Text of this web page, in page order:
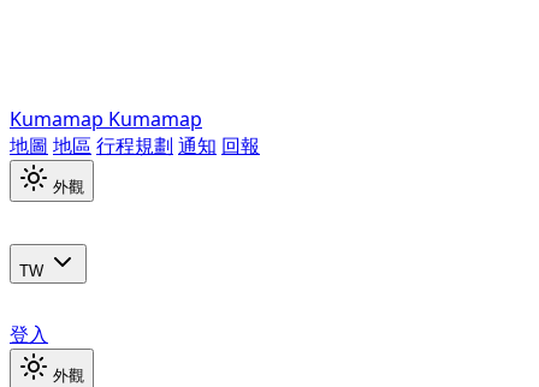
Kumamap Kumamap
地圖 地區 行程規劃 通知 回報
外觀
TW
登入
外觀